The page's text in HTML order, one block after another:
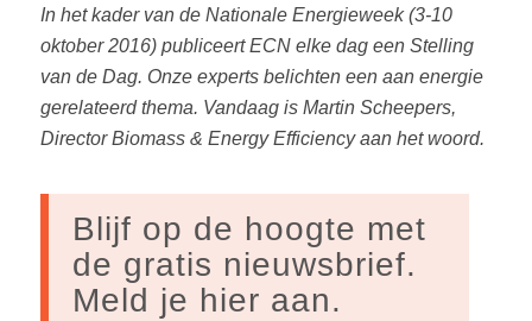
In het kader van de Nationale Energieweek (3-10
oktober 2016) publiceert ECN elke dag een Stelling
van de Dag. Onze experts belichten een aan energie
gerelateerd thema. Vandaag is Martin Scheepers,
Director Biomass & Energy Efficiency aan het woord.
Blijf op de hoogte met
de gratis nieuwsbrief.
Meld je hier aan.